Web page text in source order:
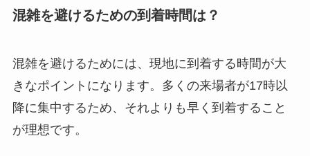
混雑を避けるための到着時間は？
混雑を避けるためには、現地に到着する時間が大
きなポイントになります。多くの来場者が17時以
降に集中するため、それよりも早く到着すること
が理想です。